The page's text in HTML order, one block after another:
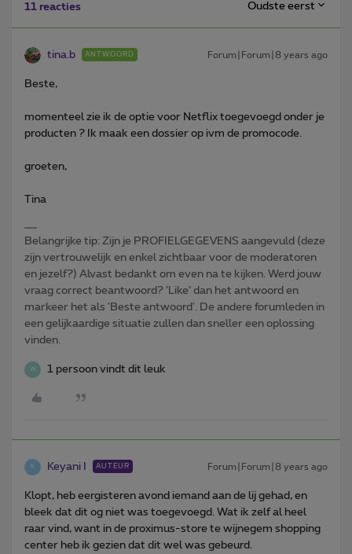
11 reacties Oudste eerst
tina.b ANTWOORD Forum|Forum|8 years ago
Beste,
momenteel zie ik de optie voor Netflix toegevoegd onder je
producten ? Ik maak een dossier op ivm de promocode.
groeten,
Tina
Belangrijke tip: Zijn je PROFIELGEGEVENS aangevuld (deze
zijn vertrouwelijk en enkel zichtbaar voor de moderatoren
en jezelf?) Alvast bedankt om even na te kijken. Werd jouw
vraag correct beantwoord? ‘Like’ dan het antwoord en
markeer het als 'Beste antwoord'. De andere forumleden in
een gelijkaardige situatie zullen dan sneller een oplossing
vinden.
W 1 persoon vindt dit leuk
K Keyani I AUTEUR Forum|Forum|8 years ago
Klopt, heb eergisteren avond iemand aan de lij gehad, en
bleek dat dit og niet was toegevoegd. Wat ik zelf al heel
raar vind, want in de proximus-store te wijnegem shopping
center heb ik gezien dat dit wel was gebeurd.